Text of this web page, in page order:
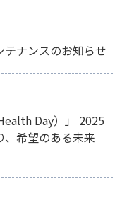
ナンスのお知らせ
Day）」 2025
希望のある未来